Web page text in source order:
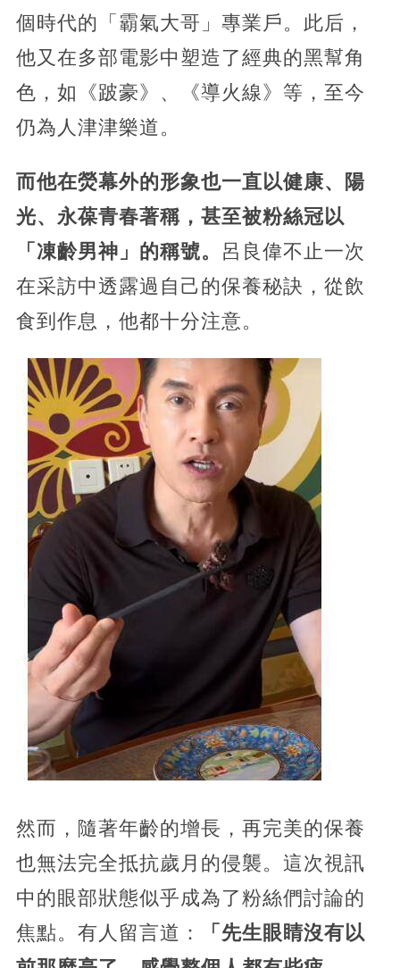
個時代的「霸氣大哥」專業戶。此后，
他又在多部電影中塑造了經典的黑幫角
色，如《跛豪》、《導火線》等，至今
仍為人津津樂道。
而他在熒幕外的形象也一直以健康、陽
光、永葆青春著稱，甚至被粉絲冠以
「凍齡男神」的稱號。 呂良偉不止一次
在采訪中透露過自己的保養秘訣，從飲
食到作息，他都十分注意​​​​。
然而，隨著年齡的增長，再完美的保養
也無法完全抵抗歲月的侵襲。這次視訊
中的眼部狀態似乎成為了粉絲們討論的
焦點。有人留言道：
「先生眼睛沒有以